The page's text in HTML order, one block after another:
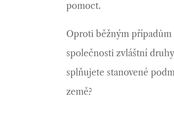
pomoct.
Oproti běžným případům
společnosti zvláštní
splňujete stanovené
země?